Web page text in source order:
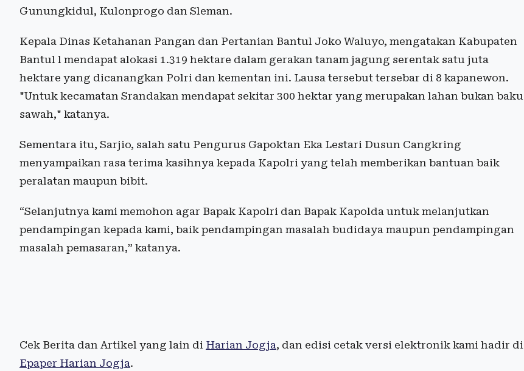
Gunungkidul, Kulonprogo dan Sleman.
Kepala Dinas Ketahanan Pangan dan Pertanian Bantul Joko Waluyo, mengatakan Kabupaten
Bantul l mendapat alokasi 1.319 hektare dalam gerakan tanam jagung serentak satu juta
hektare yang dicanangkan Polri dan kementan ini. Lausa tersebut tersebar di 8 kapanewon.
"Untuk kecamatan Srandakan mendapat sekitar 300 hektar yang merupakan lahan bukan baku
sawah," katanya.
Sementara itu, Sarjio, salah satu Pengurus Gapoktan Eka Lestari Dusun Cangkring
menyampaikan rasa terima kasihnya kepada Kapolri yang telah memberikan bantuan baik
peralatan maupun bibit.
“Selanjutnya kami memohon agar Bapak Kapolri dan Bapak Kapolda untuk melanjutkan
pendampingan kepada kami, baik pendampingan masalah budidaya maupun pendampingan
masalah pemasaran,” katanya.
Cek Berita dan Artikel yang lain di Harian Jogja, dan edisi cetak versi elektronik kami hadir di
Epaper Harian Jogja.